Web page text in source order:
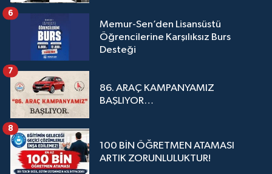
Memur-Sen’den Lisansüstü
Öğrencilerine Karşılıksız Burs
Desteği
6
86. ARAÇ KAMPANYAMIZ
BAŞLIYOR…
7
100 BİN ÖĞRETMEN ATAMASI
ARTIK ZORUNLULUKTUR!
8